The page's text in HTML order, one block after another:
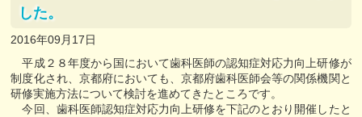
した。
2016年09月17日
平成２８年度から国において歯科医師の認知症対応力向上研修が
制度化され、京都府においても、京都府歯科医師会等の関係機関と
研修実施方法について検討を進めてきたところです。
今回、歯科医師認知症対応力向上研修を下記のとおり開催したと